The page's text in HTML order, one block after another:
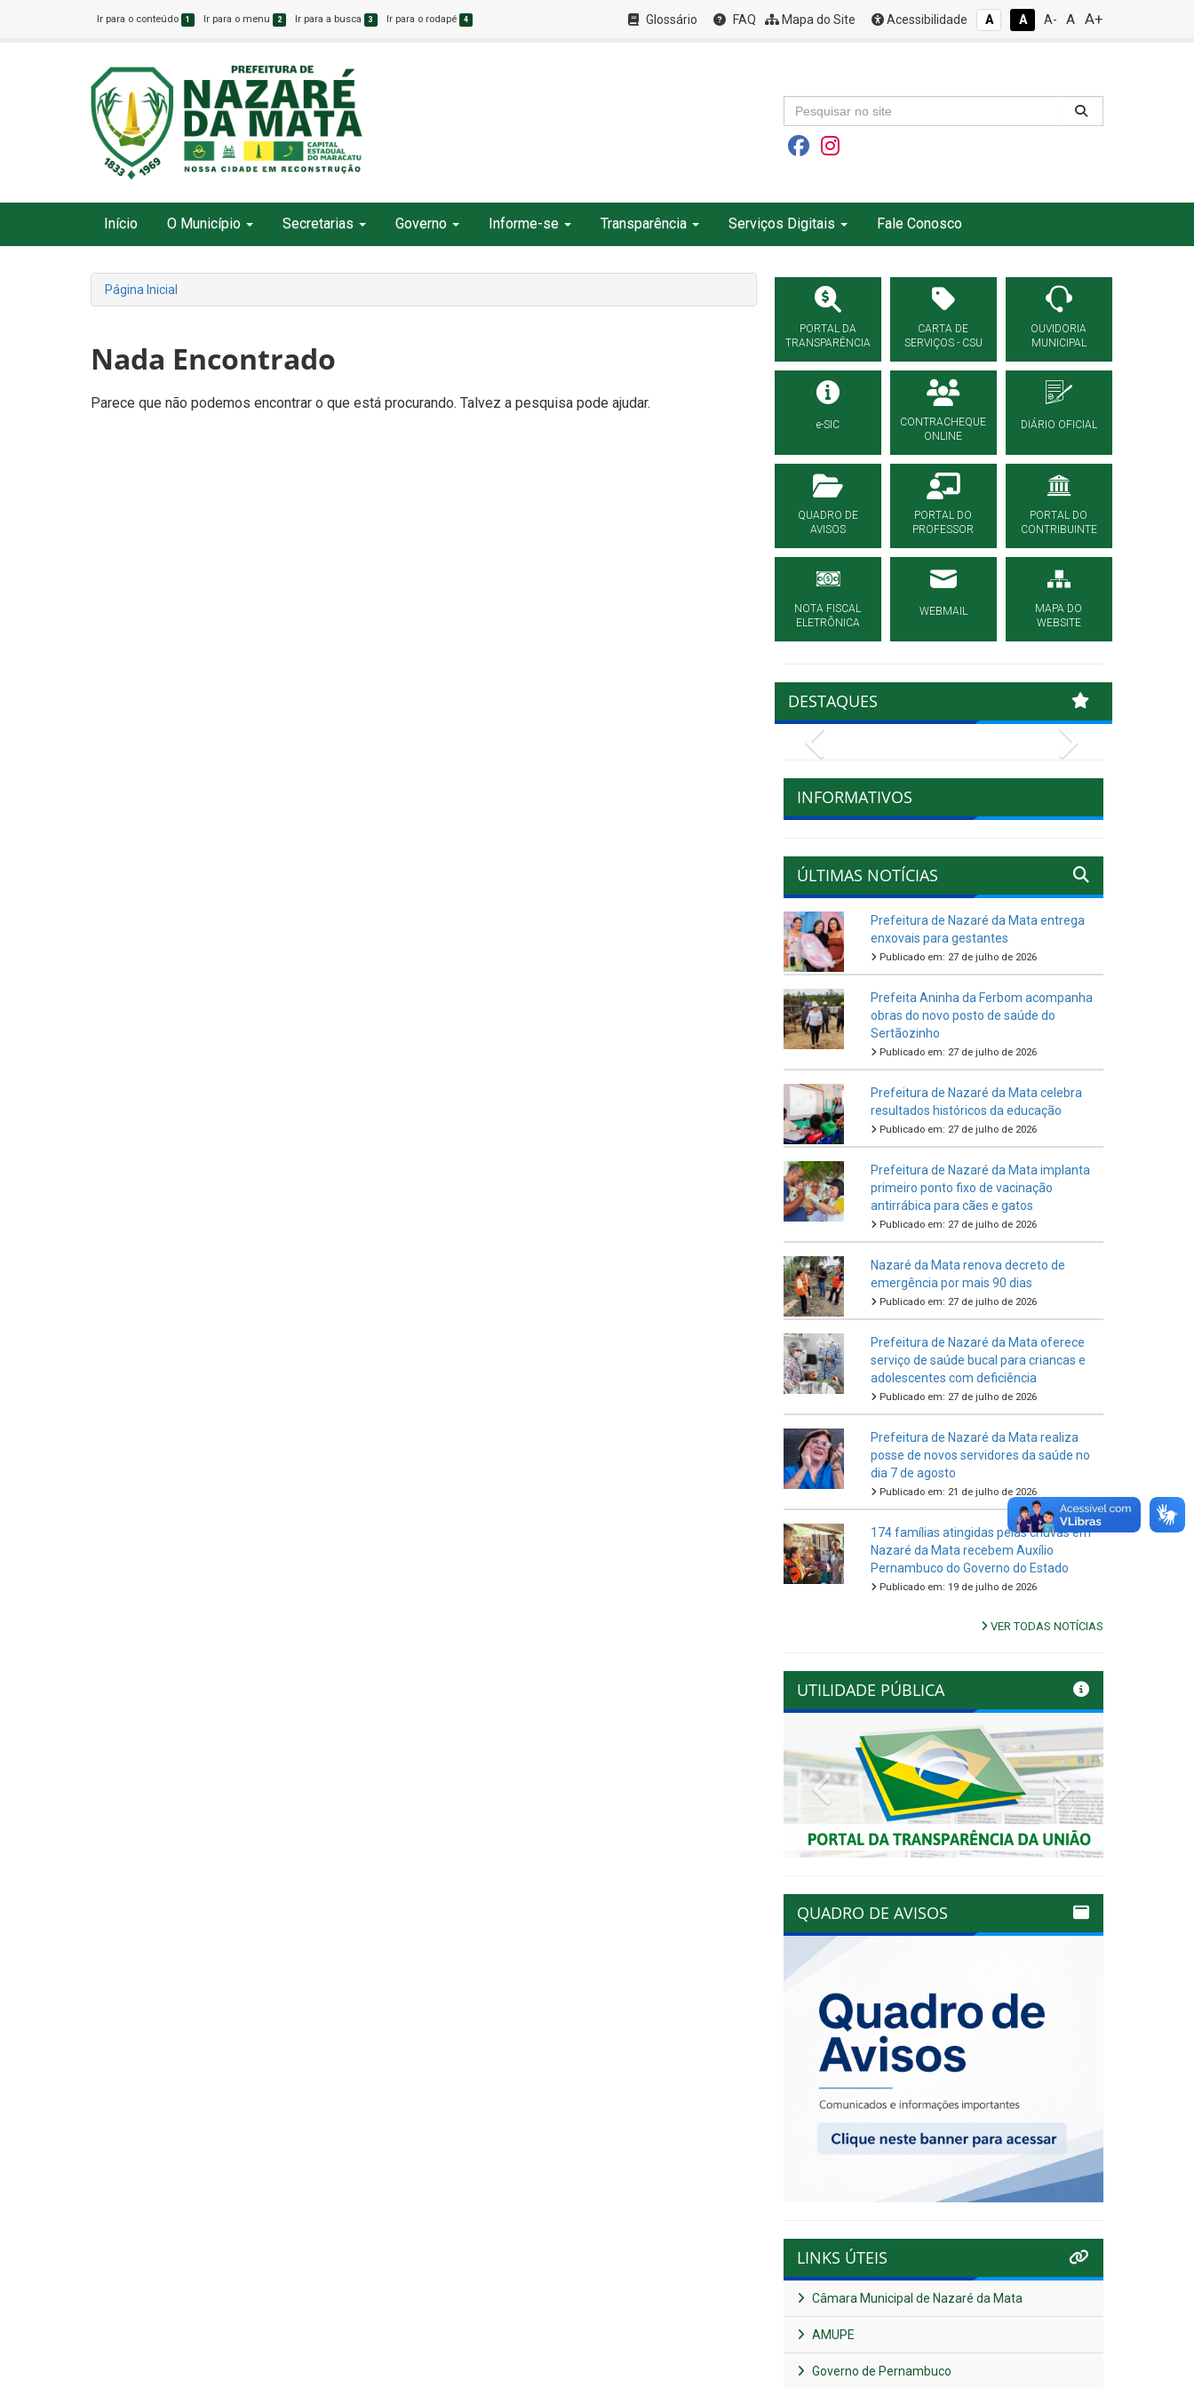
Ir para o conteúdo 1 Ir para o menu 2 Ir para a busca 3 Ir para o rodapé 4 Glossário FAQ Mapa do Site Acessibilidade A A A- A A+
Início O Município Secretarias Governo Informe-se Transparência Serviços Digitais Fale Conosco
Página Inicial
Nada Encontrado
Parece que não podemos encontrar o que está procurando. Talvez a pesquisa pode ajudar.
PORTAL DA
TRANSPARÊNCIA
CARTA DE
SERVIÇOS - CSU
OUVIDORIA
MUNICIPAL
e-SIC
CONTRACHEQUE
ONLINE
DIÁRIO OFICIAL
QUADRO DE
AVISOS
PORTAL DO
PROFESSOR
PORTAL DO
CONTRIBUINTE
NOTA FISCAL
ELETRÔNICA
WEBMAIL
MAPA DO
WEBSITE
DESTAQUES
INFORMATIVOS
ÚLTIMAS NOTÍCIAS
Prefeitura de Nazaré da Mata entrega
enxovais para gestantes
Publicado em: 27 de julho de 2026
Prefeita Aninha da Ferbom acompanha
obras do novo posto de saúde do
Sertãozinho
Publicado em: 27 de julho de 2026
Prefeitura de Nazaré da Mata celebra
resultados históricos da educação
Publicado em: 27 de julho de 2026
Prefeitura de Nazaré da Mata implanta
primeiro ponto fixo de vacinação
antirrábica para cães e gatos
Publicado em: 27 de julho de 2026
Nazaré da Mata renova decreto de
emergência por mais 90 dias
Publicado em: 27 de julho de 2026
Prefeitura de Nazaré da Mata oferece
serviço de saúde bucal para criancas e
adolescentes com deficiência
Publicado em: 27 de julho de 2026
Prefeitura de Nazaré da Mata realiza
posse de novos servidores da saúde no
dia 7 de agosto
Publicado em: 21 de julho de 2026
174 famílias atingidas pelas chuvas em
Nazaré da Mata recebem Auxílio
Pernambuco do Governo do Estado
Publicado em: 19 de julho de 2026
VER TODAS NOTÍCIAS
UTILIDADE PÚBLICA
Previous Next
QUADRO DE AVISOS
LINKS ÚTEIS
Câmara Municipal de Nazaré da Mata
AMUPE
Governo de Pernambuco